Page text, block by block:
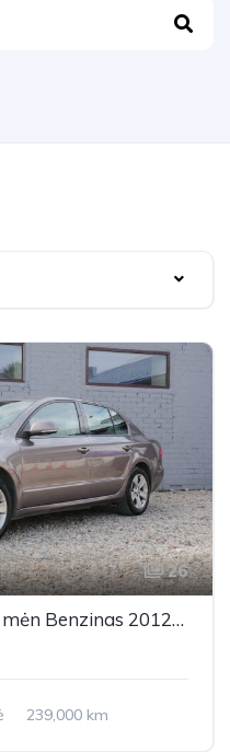
26
Skoda Superb nuo 147 €/ mėn Benzinas 2012m. Sedanas Mechaninė
239,000 km